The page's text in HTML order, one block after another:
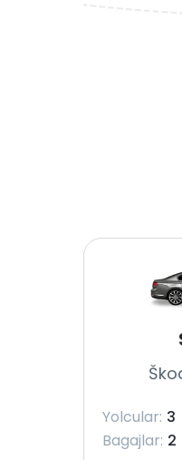
Yolcular: 3
Bagajlar: 2